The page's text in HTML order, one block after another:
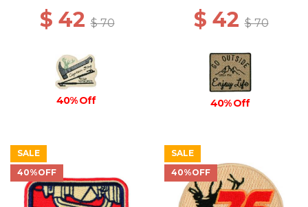
$ 42$ 70
40% Off
$ 42$ 70
40% Off
SALE
40%OFF
SALE
40%OFF